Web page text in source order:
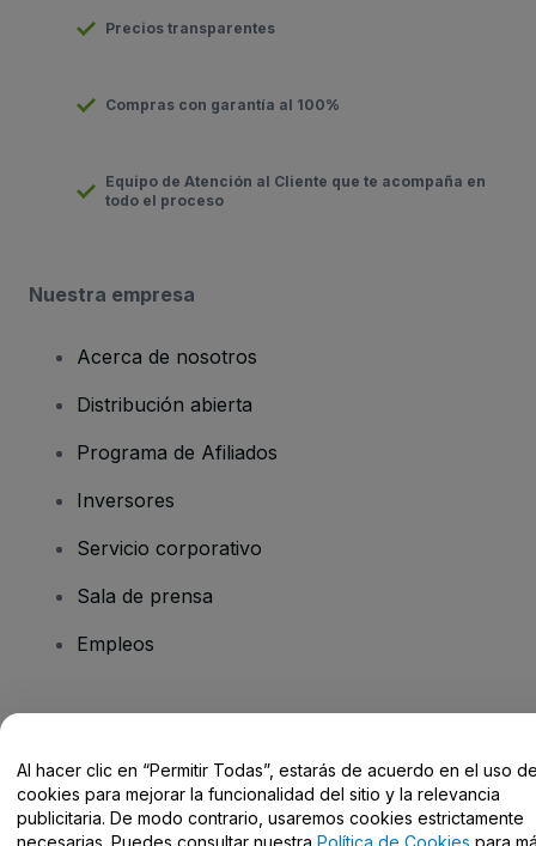
Precios transparentes
Compras con garantía al 100%
Equipo de Atención al Cliente que te acompaña en
todo el proceso
Nuestra empresa
Acerca de nosotros
Distribución abierta
Programa de Afiliados
Inversores
Servicio corporativo
Sala de prensa
Empleos
Centro de Ayuda / Contacto
Al hacer clic en “Permitir Todas”, estarás de acuerdo en el uso
cookies para mejorar la funcionalidad del sitio y la relevancia
publicitaria. De modo contrario, usaremos cookies estrictamente
necesarias. Puedes consultar nuestra Política de Cookies para